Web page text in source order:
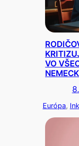
VO
Európa,